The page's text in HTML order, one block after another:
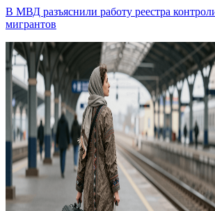
В МВД разъяснили работу реестра
мигрантов